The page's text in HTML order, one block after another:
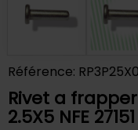
Référence:
Rivet a
2.5X5 NFE 27151